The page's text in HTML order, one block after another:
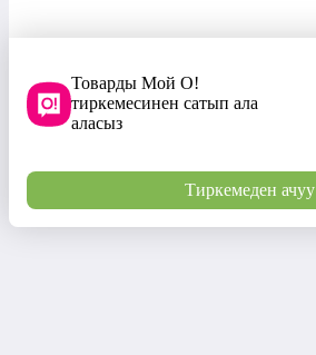
Товарды Мой О!
тиркемесинен сатып ала
аласыз
Тиркемеден ачуу